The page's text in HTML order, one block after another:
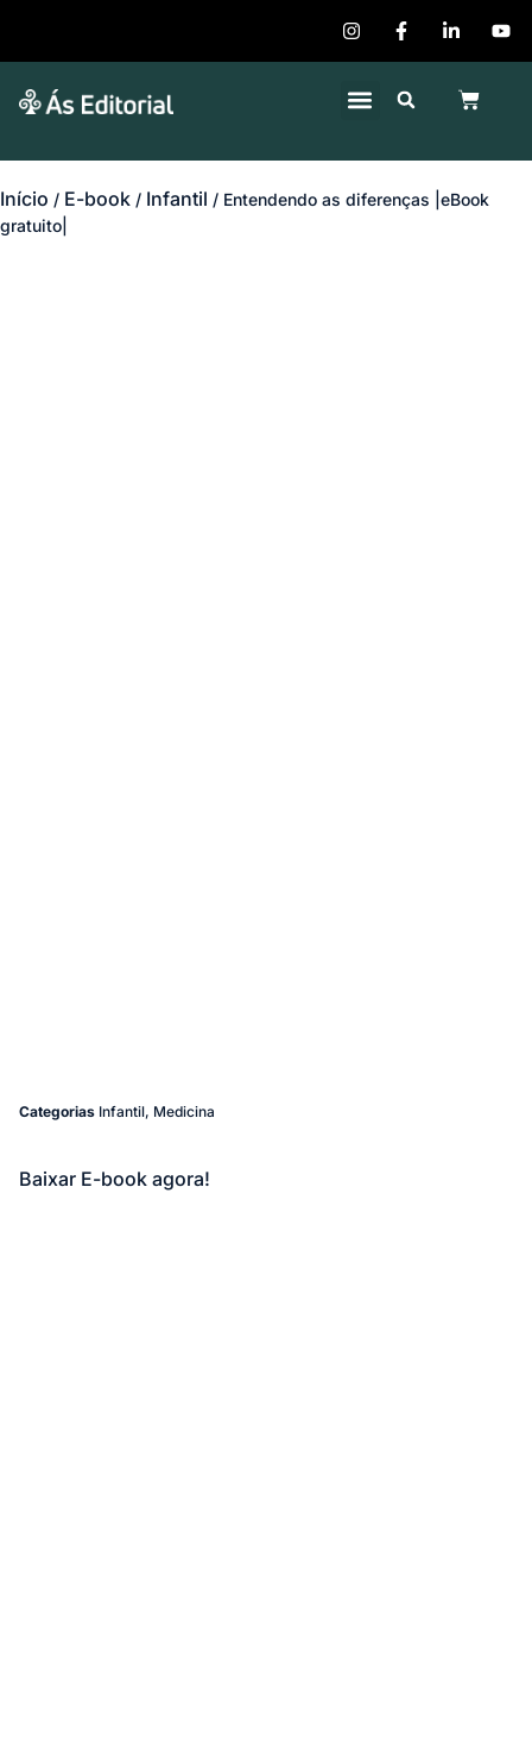
Início / E-book / Infantil / Entendendo as diferenças |eBook
gratuito|
Categorias Infantil, Medicina
Baixar E-book agora!